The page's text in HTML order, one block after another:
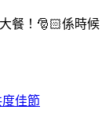
餐！🎅🏻係時候
度佳節